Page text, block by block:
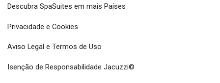
Descubra SpaSuites em mais Países
Privacidade e Cookies
Aviso Legal e Termos de Uso
Isenção de Responsabilidade Jacuzzi©